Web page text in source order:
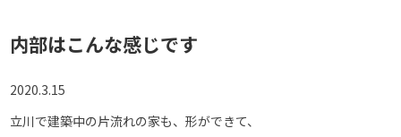
内部はこんな感じです
2020.3.15
立川で建築中の片流れの家も、形ができて、